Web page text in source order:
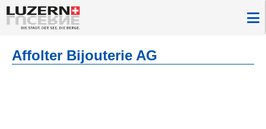
Affolter Bijouterie AG